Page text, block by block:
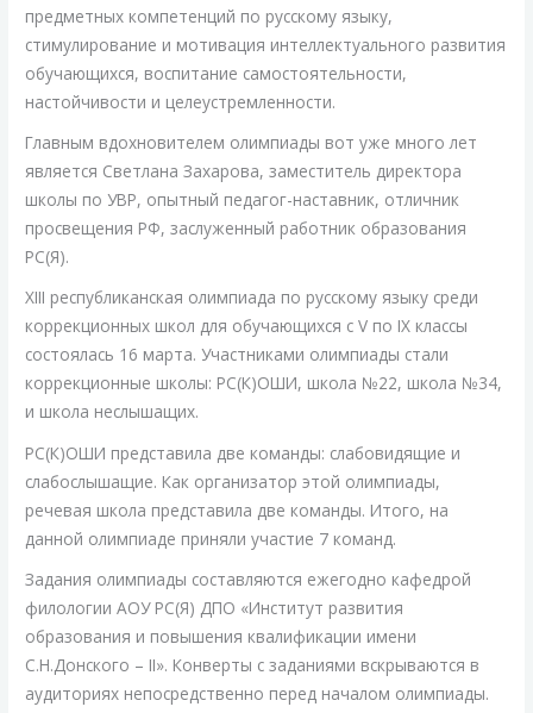
предметных компетенций по русскому языку,
стимулирование и мотивация интеллектуального развития
обучающихся, воспитание самостоятельности,
настойчивости и целеустремленности.
Главным вдохновителем олимпиады вот уже много лет
является Светлана Захарова, заместитель директора
школы по УВР, опытный педагог-наставник, отличник
просвещения РФ, заслуженный работник образования
РС(Я).
XIII республиканская олимпиада по русскому языку среди
коррекционных школ для обучающихся с V по IX классы
состоялась 16 марта. Участниками олимпиады стали
коррекционные школы: РС(К)ОШИ, школа №22, школа №34,
и школа неслышащих.
РС(К)ОШИ представила две команды: слабовидящие и
слабослышащие. Как организатор этой олимпиады,
речевая школа представила две команды. Итого, на
данной олимпиаде приняли участие 7 команд.
Задания олимпиады составляются ежегодно кафедрой
филологии АОУ РС(Я) ДПО «Институт развития
образования и повышения квалификации имени
С.Н.Донского – II». Конверты с заданиями вскрываются в
аудиториях непосредственно перед началом олимпиады.